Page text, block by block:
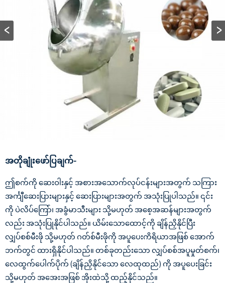
အတိုချုံးဖော်ပြချက်-
ဤစက်ကို ဆေးဝါးနှင့် အစားအသောက်လုပ်ငန်းများအတွက် သကြား
အင်္ကျီဆေးပြားများနှင့် ဆေးပြားများအတွက် အသုံးပြုပါသည်။ ၎င်း
ကို ပဲလိပ်ကြော်၊ အခွံမာသီးများ သို့မဟုတ် အစေ့အဆန်များအတွက်
လည်း အသုံးပြုနိုင်ပါသည်။ ယိမ်းသောထောင့်ကို ချိန်ညှိနိုင်ပြီး
လျှပ်စစ်မီးဖို သို့မဟုတ် ဂတ်စ်မီးဖိုကို အပူပေးကိရိယာအဖြစ် အောက်
ဘက်တွင် ထားရှိနိုင်ပါသည်။ တစ်ခုတည်းသော လျှပ်စစ်အပူမှုတ်စက်၊
လေထွက်ပေါက်ပိုက် (ချိန်ညှိနိုင်သော လေထုထည်) ကို အပူပေးခြင်း
သို့မဟုတ် အအေးအဖြစ် အိုးထဲသို့ ထည့်နိုင်သည်။